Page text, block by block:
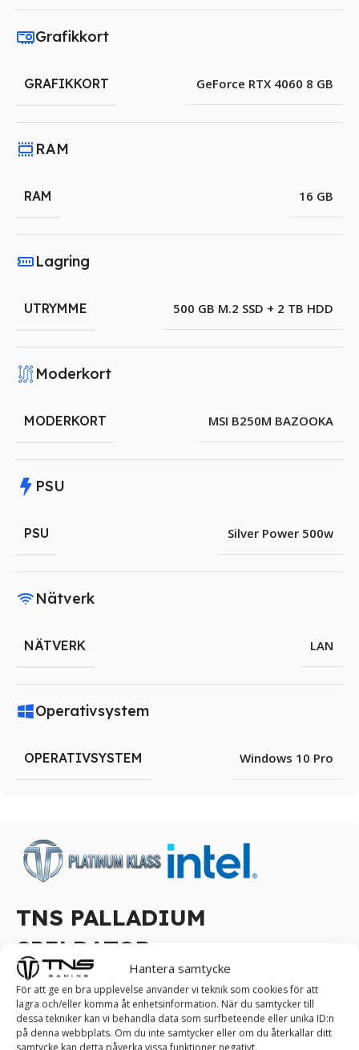
Hantera samtycke
För att ge en bra upplevelse använder vi teknik som cookies för att
lagra och/eller komma åt enhetsinformation. När du samtycker till
dessa tekniker kan vi behandla data som surfbeteende eller unika ID:n
på denna webbplats. Om du inte samtycker eller om du återkallar ditt
samtycke kan detta påverka vissa funktioner negativt.
TNS PALLADIUM
SPELDATOR
Ta kontroll över spelet: Upplev estetik och
skönhet med vår TNS PALLADIUM Speldator!
TNS PALLADIUM Speldator erbjuder en attraktiv 3D RGB-
Grafikkort
GRAFIKKORT GeForce RTX 4060 8 GB
RAM
RAM 16 GB
Lagring
UTRYMME 500 GB M.2 SSD + 2 TB HDD
Moderkort
MODERKORT MSI B250M BAZOOKA
PSU
PSU Silver Power 500w
Nätverk
NÄTVERK LAN
Operativsystem
OPERATIVSYSTEM Windows 10 Pro